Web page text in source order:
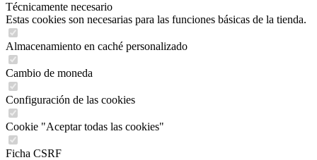
Técnicamente necesario
Estas cookies son necesarias para las funciones básicas de la tienda.
Almacenamiento en caché personalizado
Cambio de moneda
Configuración de las cookies
Cookie "Aceptar todas las cookies"
Ficha CSRF